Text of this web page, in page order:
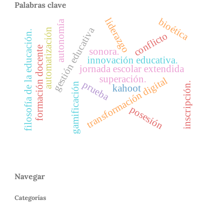
Palabras clave
gestión educativajornada escolar extendida
automatización
transformación digital
innovación educativa.
gamificación
formación docente kahoot
filosofía de la educación. posesión
prueba inscripción.
conflicto
liderazgo
superación.
autonomía bioética
sonora.
Navegar
Categorías